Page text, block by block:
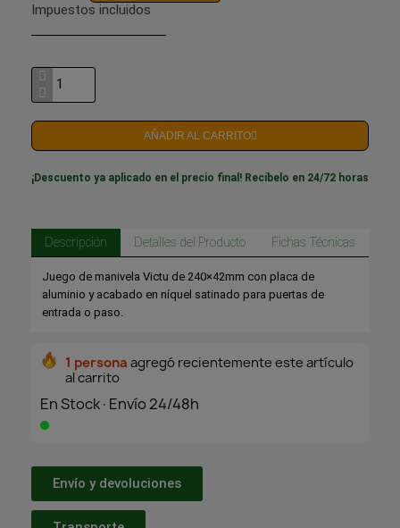
Impuestos incluidos
AÑADIR AL CARRITO
¡Descuento ya aplicado en el precio final! Recíbelo en 24/72 horas
Descripción Detalles del Producto Fichas Técnicas
Juego de manivela Victu de 240×42mm con placa de
aluminio y acabado en níquel satinado para puertas de
entrada o paso.
1 persona agregó recientemente este artículo
al carrito
En Stock·Envío 24/48h
Envío y devoluciones